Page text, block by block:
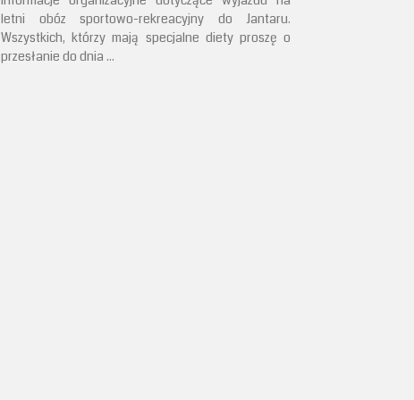
letni obóz sportowo-rekreacyjny do Jantaru.
Wszystkich, którzy mają specjalne diety proszę o
przesłanie do dnia ...